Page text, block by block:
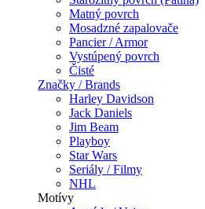
Matný povrch
Mosadzné zapalovače
Pancier / Armor
Vystúpený povrch
Čisté
Značky / Brands
Harley Davidson
Jack Daniels
Jim Beam
Playboy
Star Wars
Seriály / Filmy
NHL
Motívy